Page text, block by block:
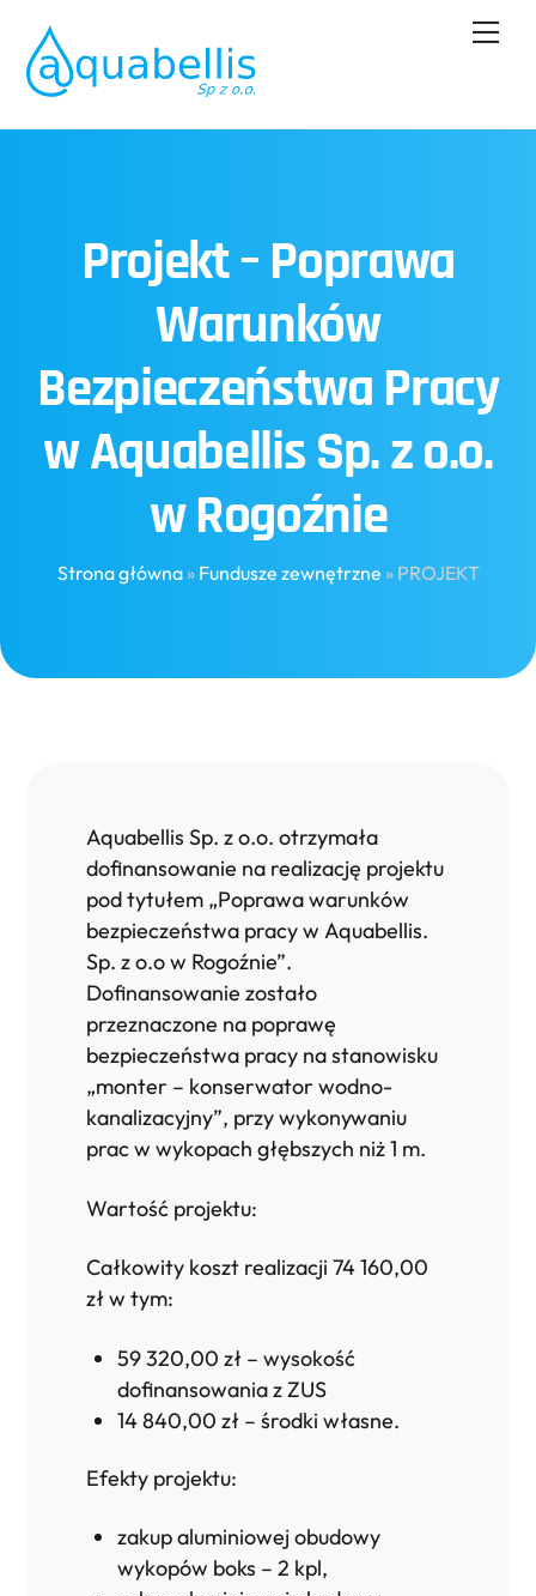
content
Projekt – Poprawa
Warunków
Bezpieczeństwa Pracy
w Aquabellis Sp. z o.o.
w Rogoźnie
Strona główna» Fundusze zewnętrzne » PROJEKT
Aquabellis Sp. z o.o. otrzymała
dofinansowanie na realizację projektu
pod tytułem „Poprawa warunków
bezpieczeństwa pracy w Aquabellis.
Sp. z o.o w Rogoźnie”.
Dofinansowanie zostało
przeznaczone na poprawę
bezpieczeństwa pracy na stanowisku
„monter – konserwator wodno-
kanalizacyjny”, przy wykonywaniu
prac w wykopach głębszych niż 1 m.
Wartość projektu:
Całkowity koszt realizacji 74 160,00
zł w tym:
59 320,00 zł – wysokość
dofinansowania z ZUS
14 840,00 zł – środki własne.
Efekty projektu:
zakup aluminiowej obudowy
wykopów boks – 2 kpl,